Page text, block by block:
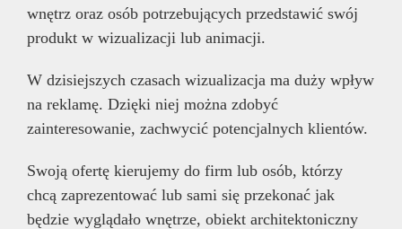
wnętrz oraz osób potrzebujących przedstawić swój
produkt w wizualizacji lub animacji.
W dzisiejszych czasach wizualizacja ma duży wpływ
na reklamę. Dzięki niej można zdobyć
zainteresowanie, zachwycić potencjalnych klientów.
Swoją ofertę kierujemy do firm lub osób, którzy
chcą zaprezentować lub sami się przekonać jak
będzie wyglądało wnętrze, obiekt architektoniczny